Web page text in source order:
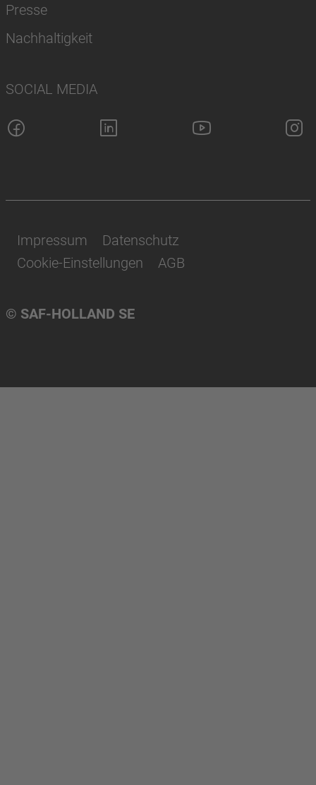
Presse
Nachhaltigkeit
SOCIAL MEDIA
© SAF-HOLLAND SE
Impressum
Datenschutz
Cookie-Einstellungen
AGB